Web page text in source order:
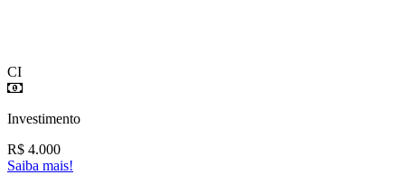
CI
Investimento
R$ 4.000
Saiba mais!